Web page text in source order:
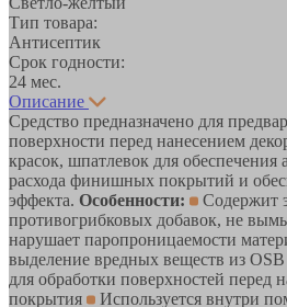
Тип товара:
Антисептик
Срок годности:
24 мес.
Описание
Средство предназначено для
поверхности перед нанесением
красок, шпатлевок для обеспечения
расхода финишных покрытий и
эффекта. Особенности:
Содержит
противогрибковых добавок, не
нарушает паропроницаемости
выделение вредных веществ из OSB
для обработки поверхностей
покрытия
Используется внутри